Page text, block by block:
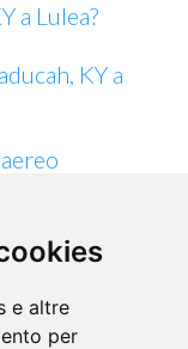
e altre
per
a Lulea?
KY a
AR